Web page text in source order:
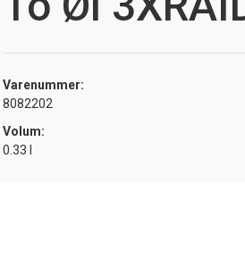
Varenummer:
8082202
Volum:
0.33 l